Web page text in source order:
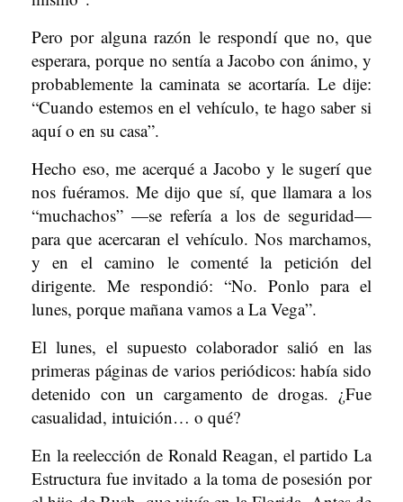
Pero por alguna razón le respondí que no, que
esperara, porque no sentía a Jacobo con ánimo, y
probablemente la caminata se acortaría. Le dije:
“Cuando estemos en el vehículo, te hago saber si
aquí o en su casa”.
Hecho eso, me acerqué a Jacobo y le sugerí que
nos fuéramos. Me dijo que sí, que llamara a los
“muchachos” —se refería a los de seguridad—
para que acercaran el vehículo. Nos marchamos,
y en el camino le comenté la petición del
dirigente. Me respondió: “No. Ponlo para el
lunes, porque mañana vamos a La Vega”.
El lunes, el supuesto colaborador salió en las
primeras páginas de varios periódicos: había sido
detenido con un cargamento de drogas. ¿Fue
casualidad, intuición… o qué?
En la reelección de Ronald Reagan, el partido La
Estructura fue invitado a la toma de posesión por